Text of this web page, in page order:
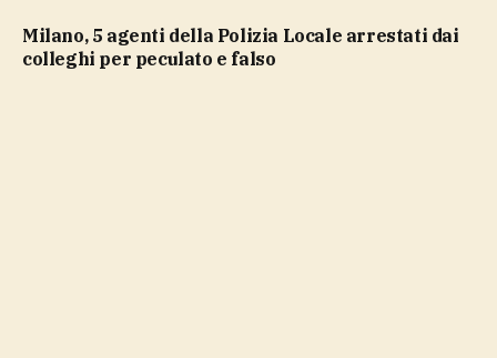
Milano, 5 agenti della Polizia Locale arrestati dai
colleghi per peculato e falso